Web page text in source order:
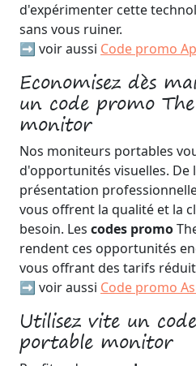
d'expérimenter cette
sans vous ruiner.
➡️ voir aussi Code promo
Economisez dès
un code promo
monitor
Nos moniteurs portables
d'opportunités visuelles. De
présentation
vous offrent la qualité et la
besoin. Les codes promo
rendent ces opportunités
vous offrant des tarifs
➡️ voir aussi Code promo
Utilisez vite un
portable monitor